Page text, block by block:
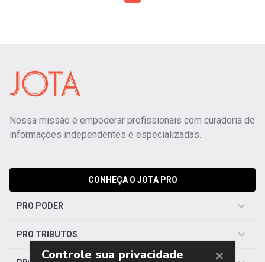
Nossa missão é empoderar profissionais com curadoria de
informações independentes e especializadas.
CONHEÇA O JOTA PRO
PRO PODER
PRO TRIBUTOS